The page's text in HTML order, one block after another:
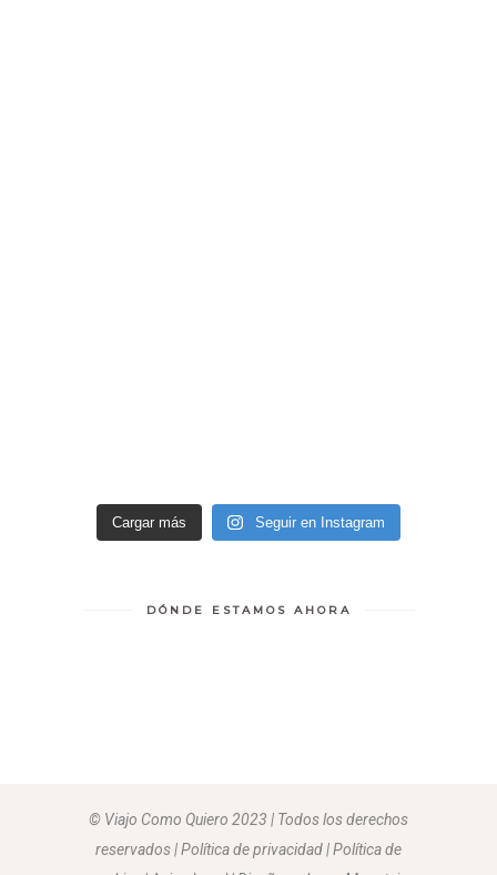
Cargar más Seguir en Instagram
DÓNDE ESTAMOS AHORA
© Viajo Como Quiero 2023 | Todos los derechos
reservados | Política de privacidad | Política de